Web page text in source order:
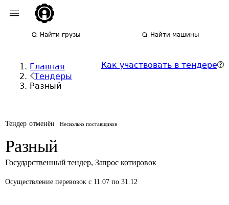
Найти грузы Найти машины
Главная
Тендеры
Разный
Как участвовать в тендере
Тендер отменён Несколько поставщиков
Разный
Государственный тендер, Запрос котировок
Осуществление перевозок с 11.07 по 31.12